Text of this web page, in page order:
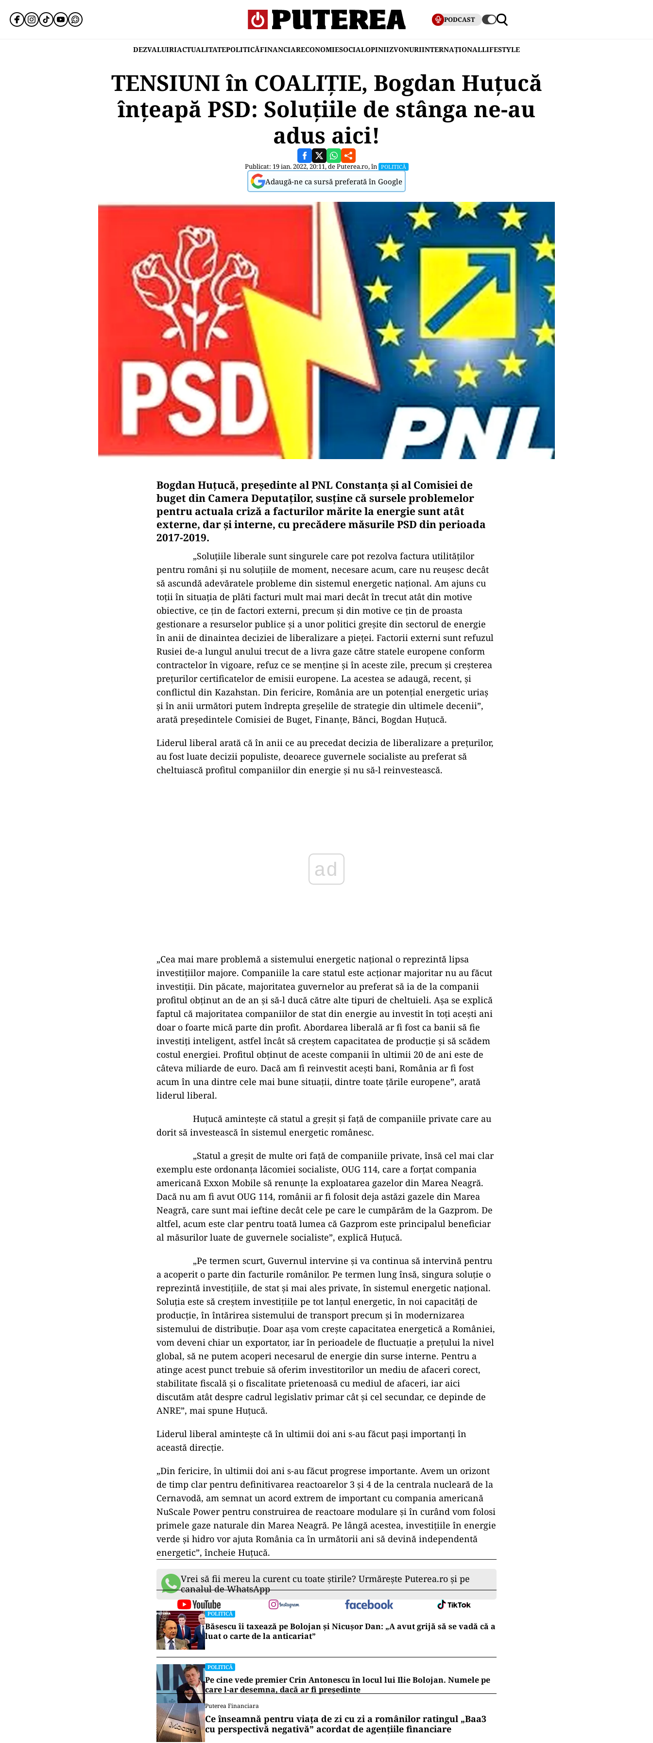
PODCAST
DEZVALUIRIACTUALITATEPOLITICĂFINANCIARECONOMIESOCIALOPINIIZVONURIINTERNAȚIONALLIFESTYLE
TENSIUNI în COALIȚIE, Bogdan Huțucă
înțeapă PSD: Soluțiile de stânga ne-au
adus aici!
Publicat: 19 ian. 2022, 20:11, dePuterea.ro, în POLITICĂ
Adaugă-ne ca sursă preferată în Google
Bogdan Huţucă, preşedinte al PNL Constanţa şi al Comisiei de
buget din Camera Deputaţilor, susţine că sursele problemelor
pentru actuala criză a facturilor mărite la energie sunt atât
externe, dar şi interne, cu precădere măsurile PSD din perioada
2017-2019.
„Soluțiile liberale sunt singurele care pot rezolva factura utilităților
pentru români și nu soluțiile de moment, necesare acum, care nu reușesc decât
să ascundă adevăratele probleme din sistemul energetic național. Am ajuns cu
toții în situația de plăti facturi mult mai mari decât în trecut atât din motive
obiective, ce țin de factori externi, precum și din motive ce țin de proasta
gestionare a resurselor publice și a unor politici greșite din sectorul de energie
în anii de dinaintea deciziei de liberalizare a pieței. Factorii externi sunt refuzul
Rusiei de-a lungul anului trecut de a livra gaze către statele europene conform
contractelor în vigoare, refuz ce se menține și în aceste zile, precum și creșterea
prețurilor certificatelor de emisii europene. La acestea se adaugă, recent, și
conflictul din Kazahstan. Din fericire, România are un potențial energetic uriaș
și în anii următori putem îndrepta greșelile de strategie din ultimele decenii”,
arată președintele Comisiei de Buget, Finanțe, Bănci, Bogdan Huțucă.
Liderul liberal arată că în anii ce au precedat decizia de liberalizare a prețurilor,
au fost luate decizii populiste, deoarece guvernele socialiste au preferat să
cheltuiască profitul companiilor din energie și nu să-l reinvestească.
ad
„Cea mai mare problemă a sistemului energetic național o reprezintă lipsa
investițiilor majore. Companiile la care statul este acționar majoritar nu au făcut
investiții. Din păcate, majoritatea guvernelor au preferat să ia de la companii
profitul obținut an de an și să-l ducă către alte tipuri de cheltuieli. Așa se explică
faptul că majoritatea companiilor de stat din energie au investit în toți acești ani
doar o foarte mică parte din profit. Abordarea liberală ar fi fost ca banii să fie
investiți inteligent, astfel încât să creștem capacitatea de producție și să scădem
costul energiei. Profitul obținut de aceste companii în ultimii 20 de ani este de
câteva miliarde de euro. Dacă am fi reinvestit acești bani, România ar fi fost
acum în una dintre cele mai bune situații, dintre toate țările europene”, arată
liderul liberal.
Huțucă amintește că statul a greșit și față de companiile private care au
dorit să investească în sistemul energetic românesc.
„Statul a greșit de multe ori față de companiile private, însă cel mai clar
exemplu este ordonanța lăcomiei socialiste, OUG 114, care a forțat compania
americană Exxon Mobile să renunțe la exploatarea gazelor din Marea Neagră.
Dacă nu am fi avut OUG 114, românii ar fi folosit deja astăzi gazele din Marea
Neagră, care sunt mai ieftine decât cele pe care le cumpărăm de la Gazprom. De
altfel, acum este clar pentru toată lumea că Gazprom este principalul beneficiar
al măsurilor luate de guvernele socialiste”, explică Huțucă.
„Pe termen scurt, Guvernul intervine și va continua să intervină pentru
a acoperit o parte din facturile românilor. Pe termen lung însă, singura soluție o
reprezintă investițiile, de stat și mai ales private, în sistemul energetic național.
Soluția este să creștem investițiile pe tot lanțul energetic, în noi capacități de
producție, în întărirea sistemului de transport precum și în modernizarea
sistemului de distribuție. Doar așa vom crește capacitatea energetică a României,
vom deveni chiar un exportator, iar în perioadele de fluctuație a prețului la nivel
global, să ne putem acoperi necesarul de energie din surse interne. Pentru a
atinge acest punct trebuie să oferim investitorilor un mediu de afaceri corect,
stabilitate fiscală și o fiscalitate prietenoasă cu mediul de afaceri, iar aici
discutăm atât despre cadrul legislativ primar cât și cel secundar, ce depinde de
ANRE”, mai spune Huțucă.
Liderul liberal amintește că în ultimii doi ani s-au făcut pași importanți în
această direcție.
„Din fericire, în ultimii doi ani s-au făcut progrese importante. Avem un orizont
de timp clar pentru definitivarea reactoarelor 3 și 4 de la centrala nucleară de la
Cernavodă, am semnat un acord extrem de important cu compania americană
NuScale Power pentru construirea de reactoare modulare și în curând vom folosi
primele gaze naturale din Marea Neagră. Pe lângă acestea, investițiile în energie
verde și hidro vor ajuta România ca în următorii ani să devină independentă
energetic”, încheie Huțucă.
Vrei să fii mereu la curent cu toate știrile? Urmărește Puterea.ro și pe
canalul de WhatsApp
POLITICĂ
Băsescu îi taxează pe Bolojan și Nicușor Dan: „A avut grijă să se vadă că a
luat o carte de la anticariat”
POLITICĂ
Pe cine vede premier Crin Antonescu în locul lui Ilie Bolojan. Numele pe
care l-ar desemna, dacă ar fi președinte
Puterea Financiara
Ce înseamnă pentru viața de zi cu zi a românilor ratingul „Baa3
cu perspectivă negativă” acordat de agențiile financiare